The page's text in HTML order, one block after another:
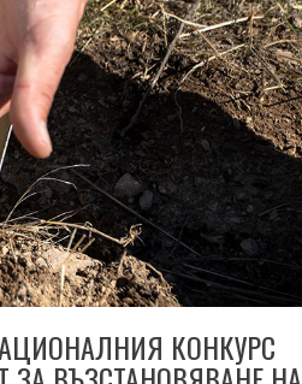
КОНКУРС